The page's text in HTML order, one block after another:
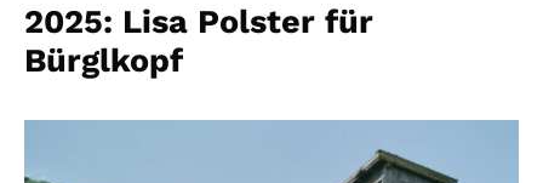
2025: Lisa Polster für
Bürglkopf